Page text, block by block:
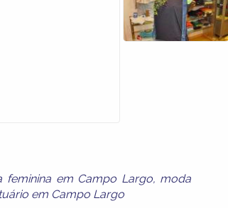
feminina em Campo Largo, moda
em Campo Largo